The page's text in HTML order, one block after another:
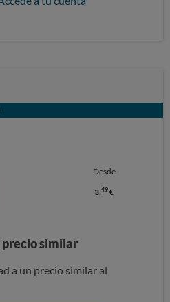
Desde
3,49 €
precio similar
a un precio similar al